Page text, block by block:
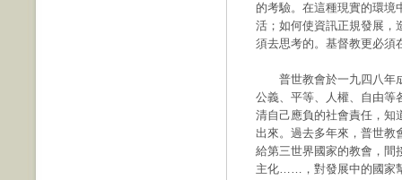
的考驗。在這種現實的環境
活；如何使資訊正規發展，
須去思考的。基督教更必須
普世教會於一九四八年成
公義、平等、人權、自由等
清自己應負的社會責任，知
出來。過去多年來，普世教
給第三世界國家的教會，間
主化……，對發展中的國家